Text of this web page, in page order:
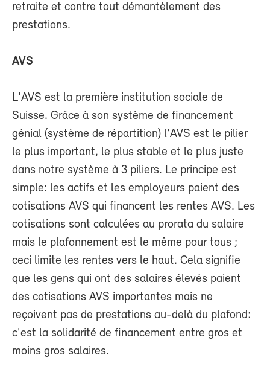
retraite et contre tout démantèlement des
prestations.
AVS
L'AVS est la première institution sociale de
Suisse. Grâce à son système de financement
génial (système de répartition) l'AVS est le pilier
le plus important, le plus stable et le plus juste
dans notre système à 3 piliers. Le principe est
simple: les actifs et les employeurs paient des
cotisations AVS qui financent les rentes AVS. Les
cotisations sont calculées au prorata du salaire
mais le plafonnement est le même pour tous ;
ceci limite les rentes vers le haut. Cela signifie
que les gens qui ont des salaires élevés paient
des cotisations AVS importantes mais ne
reçoivent pas de prestations au-delà du plafond:
c'est la solidarité de financement entre gros et
moins gros salaires.